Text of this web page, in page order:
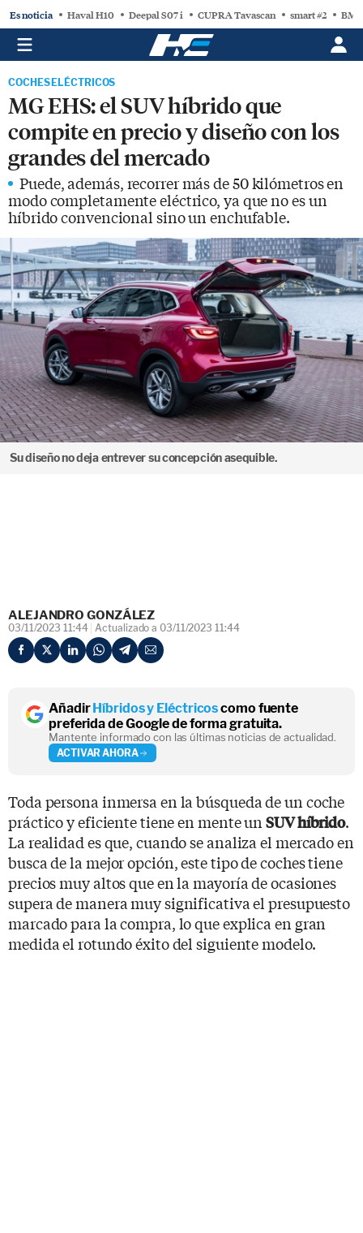
Es noticia Haval H10 Deepal S07 i CUPRA Tavascan smart #2
COCHES ELÉCTRICOS
MG EHS: el SUV híbrido que
compite en precio y diseño con los
grandes del mercado
Puede, además, recorrer más de 50 kilómetros en
modo completamente eléctrico, ya que no es un
híbrido convencional sino un enchufable.
Su diseño no deja entrever su concepción asequible.
ALEJANDRO GONZÁLEZ
03/11/2023 11:44 Actualizado a 03/11/2023 11:44
AñadirHíbridos y Eléctricoscomo fuente
preferida de Google de forma gratuita.
Mantente informado con las últimas noticias de actualidad.
ACTIVAR AHORA
Toda persona inmersa en la búsqueda de un coche
práctico y eficiente tiene en mente unSUV híbrido.
La realidad es que, cuando se analiza el mercado en
busca de la mejor opción, este tipo de coches tiene
precios muy altos que en la mayoría de ocasiones
supera de manera muy significativa el presupuesto
marcado para la compra, lo que explica en gran
medida el rotundo éxito del siguiente modelo.